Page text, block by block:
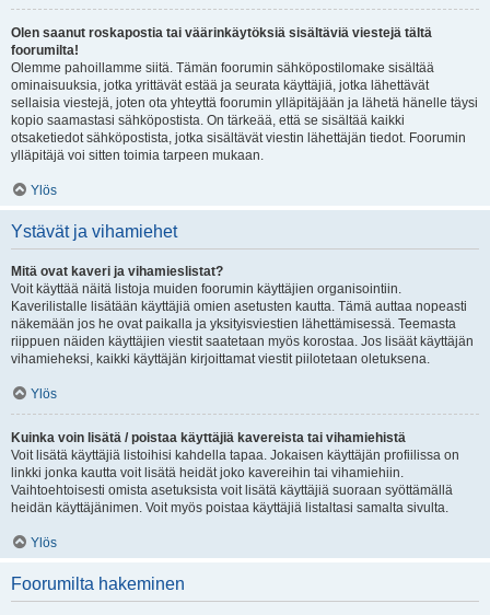
Olen saanut roskapostia tai väärinkäytöksiä sisältäviä viestejä tältä
foorumilta!
Olemme pahoillamme siitä. Tämän foorumin sähköpostilomake sisältää
ominaisuuksia, jotka yrittävät estää ja seurata käyttäjiä, jotka lähettävät
sellaisia viestejä, joten ota yhteyttä foorumin ylläpitäjään ja lähetä hänelle täysi
kopio saamastasi sähköpostista. On tärkeää, että se sisältää kaikki
otsaketiedot sähköpostista, jotka sisältävät viestin lähettäjän tiedot. Foorumin
ylläpitäjä voi sitten toimia tarpeen mukaan.
Ylös
Ystävät ja vihamiehet
Mitä ovat kaveri ja vihamieslistat?
Voit käyttää näitä listoja muiden foorumin käyttäjien organisointiin.
Kaverilistalle lisätään käyttäjiä omien asetusten kautta. Tämä auttaa nopeasti
näkemään jos he ovat paikalla ja yksityisviestien lähettämisessä. Teemasta
riippuen näiden käyttäjien viestit saatetaan myös korostaa. Jos lisäät käyttäjän
vihamieheksi, kaikki käyttäjän kirjoittamat viestit piilotetaan oletuksena.
Ylös
Kuinka voin lisätä / poistaa käyttäjiä kavereista tai vihamiehistä
Voit lisätä käyttäjiä listoihisi kahdella tapaa. Jokaisen käyttäjän profiilissa on
linkki jonka kautta voit lisätä heidät joko kavereihin tai vihamiehiin.
Vaihtoehtoisesti omista asetuksista voit lisätä käyttäjiä suoraan syöttämällä
heidän käyttäjänimen. Voit myös poistaa käyttäjiä listaltasi samalta sivulta.
Ylös
Foorumilta hakeminen